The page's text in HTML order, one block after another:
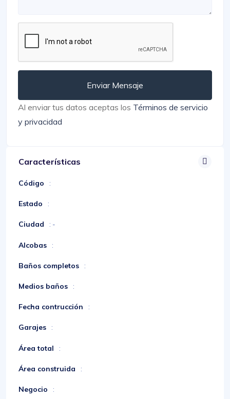
Enviar Mensaje
Al enviar tus datos aceptas los Términos de servicio
y privacidad
Características
Código :
Estado :
Ciudad : -
Alcobas :
Baños completos :
Medios baños :
Fecha contrucción :
Garajes :
Área total :
Área construida :
Negocio :